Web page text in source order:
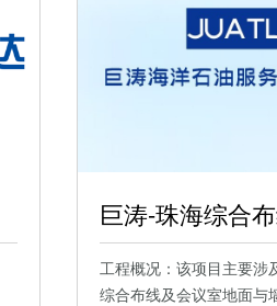
巨涛-珠海综合
工程概况：该项目主要涉
综合布线及会议室地面与